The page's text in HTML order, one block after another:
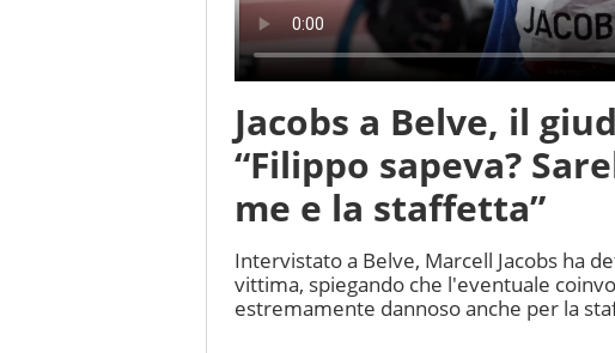
Jacobs a Belve, il
“Filippo sapeva?
me e la staffetta”
Intervistato a Belve, Marcell Jacobs ha
vittima, spiegando che l'eventuale
estremamente dannoso anche per la